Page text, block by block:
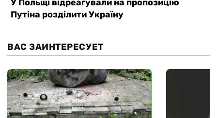
ВАС ЗАИНТЕРЕСУЕТ